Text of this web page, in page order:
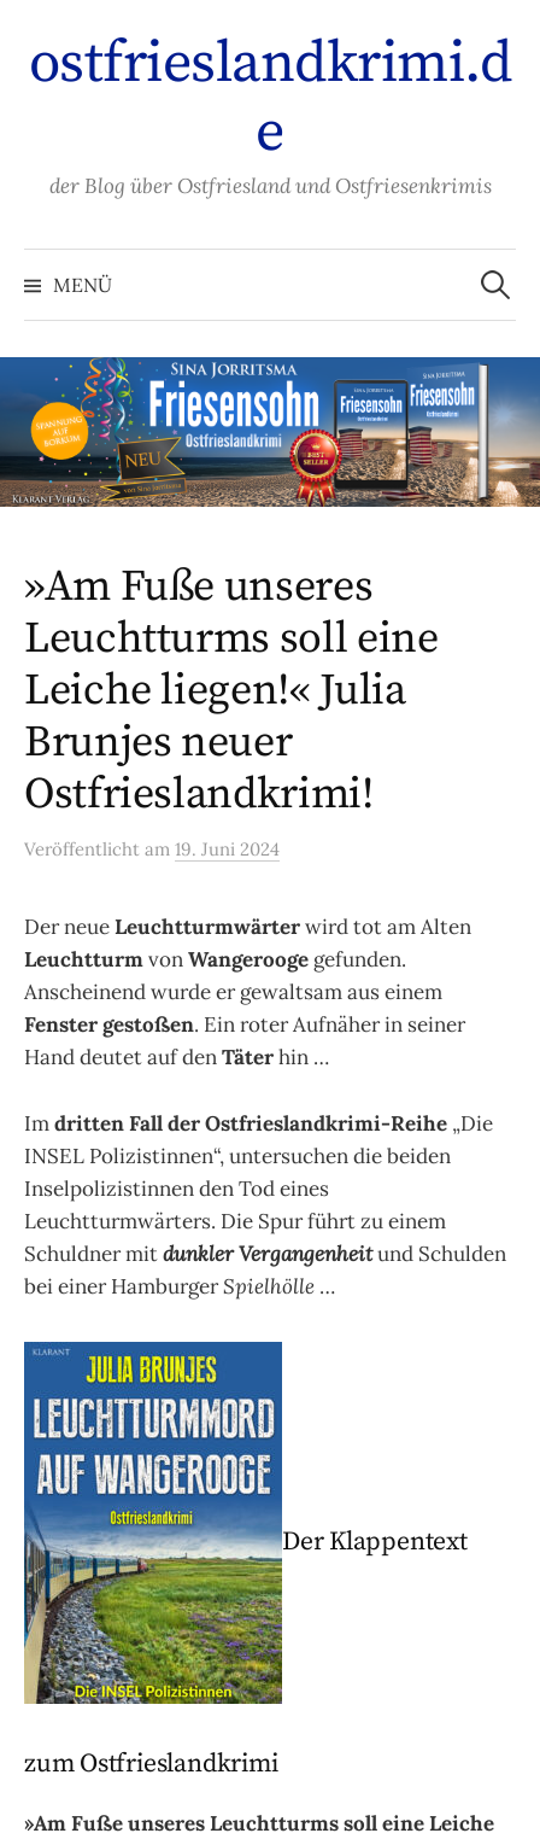
Inhalt
überspringen
ostfrieslandkrimi.d
e
der Blog über Ostfriesland und Ostfriesenkrimis
MENÜ
Suchen
nach:
»Am Fuße unseres
Leuchtturms soll eine
Leiche liegen!« Julia
Brunjes neuer
Ostfrieslandkrimi!
Veröffentlicht am 19. Juni 2024
Der neueLeuchtturmwärterwird tot am Alten
LeuchtturmvonWangerooge gefunden.
Anscheinend wurde er gewaltsam aus einem
Fenster gestoßen. Ein roter Aufnäher in seiner
Hand deutet auf denTäterhin …
Imdritten Fall der Ostfrieslandkrimi-Reihe „Die
INSEL Polizistinnen“, untersuchen die beiden
Inselpolizistinnen den Tod eines
Leuchtturmwärters. Die Spur führt zu einem
Schuldner mitdunkler Vergangenheitund Schulden
bei einer HamburgerSpielhölle …
Der Klappentext
zum Ostfrieslandkrimi
»Am Fuße unseres Leuchtturms soll eine Leiche